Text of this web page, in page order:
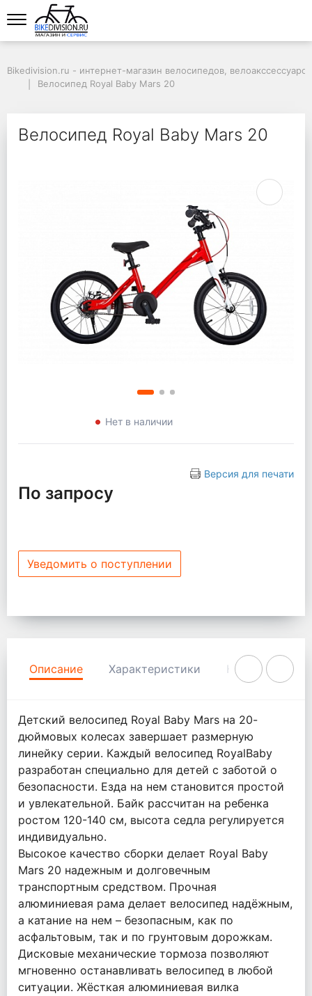
Bikedivision.ru - интернет-магазин велосипедов,
Велосипед Royal Baby Mars 20
Велосипед Royal Baby Mars 20
Нет в наличии
Версия для печати
По запросу
Уведомить о поступлении
Описание Характеристики Комментарии
Детский велосипед Royal Baby Mars на 20-
дюймовых колесах завершает размерную
линейку серии. Каждый велосипед RoyalBaby
разработан специально для детей с заботой о
безопасности. Езда на нем становится простой
и увлекательной. Байк рассчитан на ребенка
ростом 120-140 см, высота седла регулируется
индивидуально.
Высокое качество сборки делает Royal Baby
Mars 20 надежным и долговечным
транспортным средством. Прочная
алюминиевая рама делает велосипед надёжным,
а катание на нем – безопасным, как по
асфальтовым, так и по грунтовым дорожкам.
Дисковые механические тормоза позволяют
мгновенно останавливать велосипед в любой
ситуации. Жёсткая алюминиевая вилка